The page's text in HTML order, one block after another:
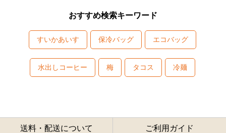
おすすめ検索キーワード
すいかあいす 保冷バッグ エコバッグ
水出しコーヒー 梅 タコス 冷麺
送料・配送について ご利用ガイド